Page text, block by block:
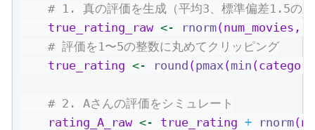
# 1. 真の評価を生成（平均3、標準偏差1.5の正
    true_rating_raw
<- rnorm(num_movies,
# 評価を1〜5の整数に丸めてクリッピング
    true_rating
<- round (pmax (min
# 2. Aさんの評価をシミュレート
    rating_A_raw
<- true_rating + rnorm